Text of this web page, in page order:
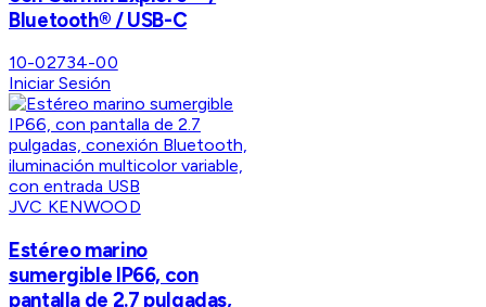
Bluetooth® / USB-C
10-02734-00
Iniciar Sesión
JVC KENWOOD
Estéreo marino
sumergible IP66, con
pantalla de 2.7 pulgadas,